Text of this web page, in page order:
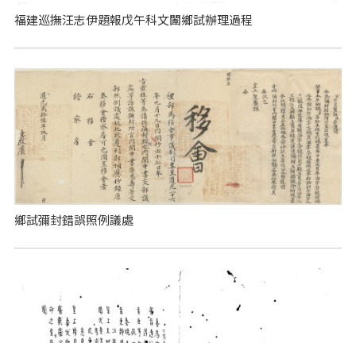
福建巡撫汪志伊題報戊午科文闈鄉試辦理過程
鄉試彌封錯誤照例議處